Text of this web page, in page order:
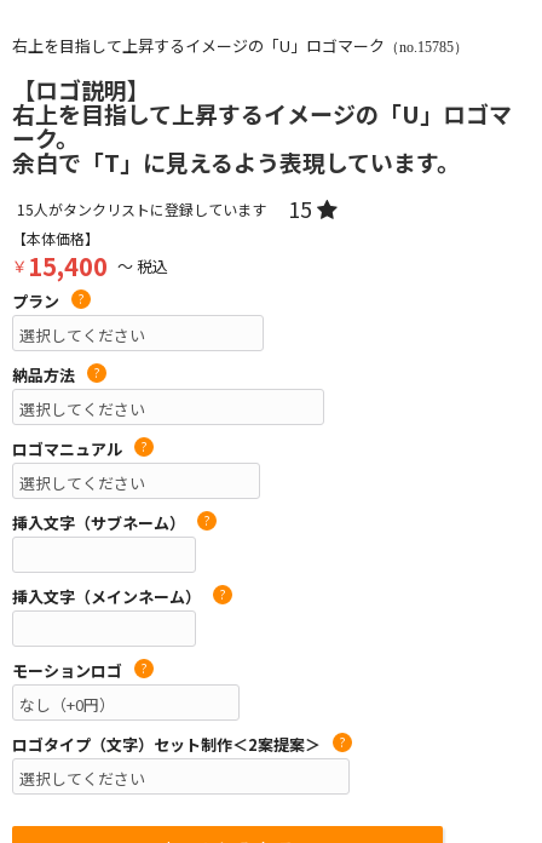
右上を目指して上昇するイメージの「U」ロゴマーク （no.15785）
【ロゴ説明】
右上を目指して上昇するイメージの「U」ロゴマ
ーク。
余白で「T」に見えるよう表現しています。
15人がタンクリストに登録しています 15
【本体価格】
￥ 15,400 ～ 税込
プラン
?
納品方法 ?
ロゴマニュアル ?
挿入文字（サブネーム） ?
挿入文字（メインネーム） ?
モーションロゴ ?
ロゴタイプ（文字）セット制作＜2案提案＞ ?